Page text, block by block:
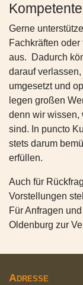
Gerne
Fachkräften
aus. Dadurch
darauf verlassen,
umgesetzt und
legen großen
denn wir wissen,
sind. In puncto
stets darum
erfüllen.
Auch für
Vorstellungen
Für Anfragen
Oldenburg zur
Adresse